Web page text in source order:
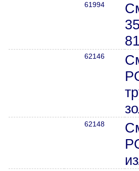
61994
62146
62148